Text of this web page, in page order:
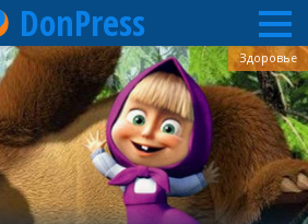
DonPress
Здоровье